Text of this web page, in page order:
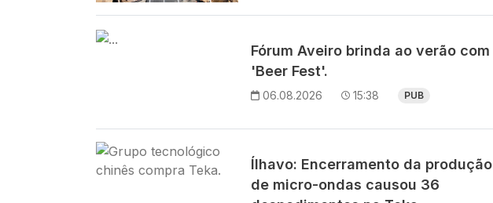
Imagem
Fórum Aveiro brinda ao verão com
'Beer Fest'.
06.08.2026 15:38 PUB
Imagem
Ílhavo: Encerramento da produção
de micro-ondas causou 36